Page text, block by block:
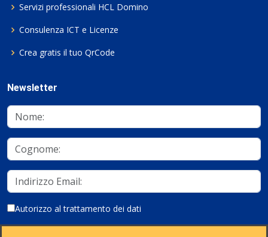
Servizi professionali HCL Domino
Consulenza ICT e Licenze
Crea gratis il tuo QrCode
Newsletter
Autorizzo al trattamento dei dati